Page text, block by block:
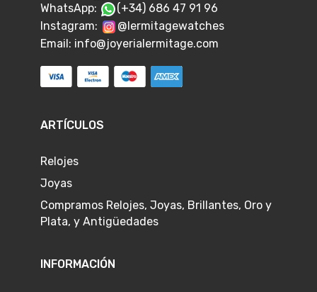
WhatsApp:
(+34) 686 47 91 96
Instagram:
@lermitagewatches
Email: info@joyerialermitage.com
ARTÍCULOS
Relojes
Joyas
Compramos Relojes, Joyas, Brillantes, Oro y
Plata, y Antigüedades
INFORMACIÓN